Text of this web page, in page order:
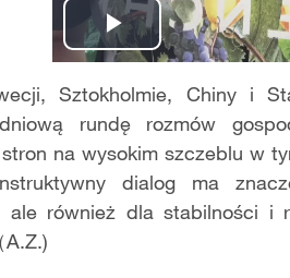
Play
Video
Sztokholmie, Chiny i
rundę rozmów
na wysokim szczeblu w
dialog ma
ale również dla stabilności i